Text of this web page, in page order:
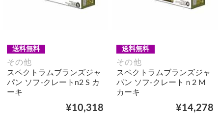
送料無料
その他
スペクトラムブランズジャ
パン ソフ-クレートn2 S カ
ーキ
¥10,318
送料無料
その他
スペクトラムブランズジャ
パン ソフ-クレートｎ2 M
カーキ
¥14,278